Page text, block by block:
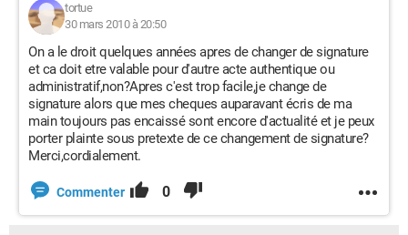
tortue
30 mars 2010 à 20:50
On a le droit quelques années apres de changer de signature
et ca doit etre valable pour d'autre acte authentique ou
administratif,non?Apres c'est trop facile,je change de
signature alors que mes cheques auparavant écris de ma
main toujours pas encaissé sont encore d'actualité et je peux
porter plainte sous pretexte de ce changement de signature?
Merci,cordialement.
Commenter 0